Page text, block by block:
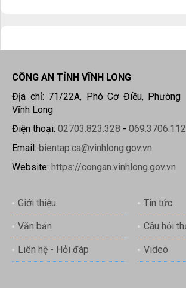
CÔNG AN TỈNH VĨNH LONG
Địa chỉ: 71/22A, Phó Cơ Điều, Phường
Vĩnh Long
Điện thoại: 02703.823.328 - 069.3706.112
Email: bientap.ca@vinhlong.gov.vn
Website: https://congan.vinhlong.gov.vn
Giới thiệu Tin tức
Văn bản Câu hỏi
Liên hệ - Hỏi đáp Video